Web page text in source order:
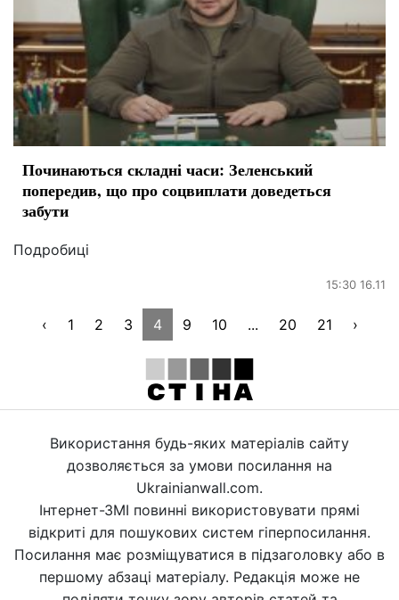
Починаються складні часи: Зеленський
попередив, що про соцвиплати доведеться
забути
Подробиці
15:30 16.11
‹ 1 2 3 4 9 10 ... 20 21 ›
Використання будь-яких матеріалів сайту
дозволяється за умови посилання на
Ukrainianwall.com.
Інтернет-ЗМІ повинні використовувати прямі
відкриті для пошукових систем гіперпосилання.
Посилання має розміщуватися в підзаголовку або в
першому абзаці матеріалу. Редакція може не